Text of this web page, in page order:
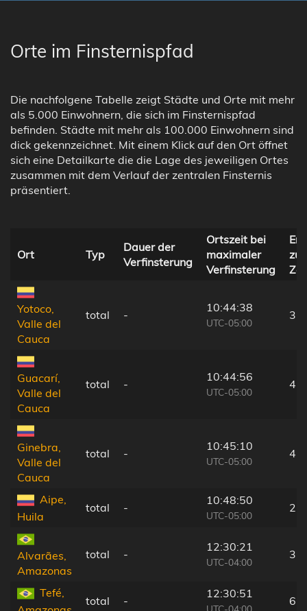
Orte im Finsternispfad
Die nachfolgene Tabelle zeigt Städte und Orte mit mehr
als 5.000 Einwohnern, die sich im Finsternispfad
befinden. Städte mit mehr als 100.000 Einwohnern sind
dick gekennzeichnet. Mit einem Klick auf den Ort öffnet
sich eine Detailkarte die die Lage des jeweiligen Ortes
zusammen mit dem Verlauf der zentralen Finsternis
präsentiert.
Ort Typ
Dauer der
Verfinsterung
Ortszeit bei
maximaler
Verfinsterung
zur
Yotoco,
Valle del
Cauca
total -
10:44:38
UTC-05:00
3
Guacarí,
Valle del
Cauca
total -
10:44:56
UTC-05:00
4
Ginebra,
Valle del
Cauca
total -
10:45:10
UTC-05:00
4
Aipe,
Huila
total -
10:48:50
UTC-05:00
2
Alvarães,
Amazonas
total -
12:30:21
UTC-04:00
3
Tefé,
total -
12:30:51
UTC-04:00
6